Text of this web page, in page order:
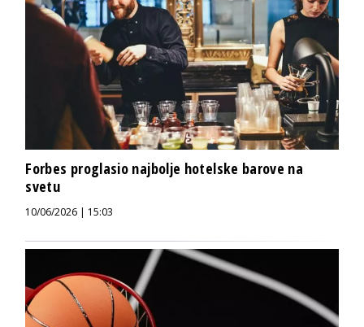
Forbes proglasio najbolje hotelske barove na
svetu
10/06/2026 | 15:03